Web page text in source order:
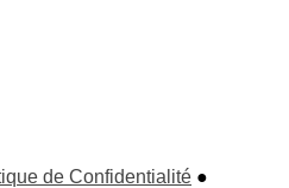
de Confidentialité ●